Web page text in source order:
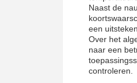
Naast de
een
Over het
naar een
controleren.